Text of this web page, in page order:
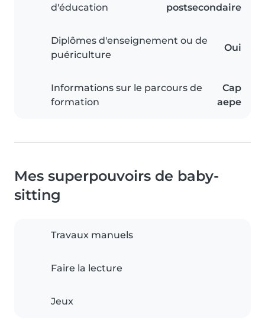
d'éducation
postsecondaire
Diplômes d'enseignement ou de
puériculture
Oui
Informations sur le parcours de
formation
Cap
aepe
Mes superpouvoirs de baby-
sitting
Travaux manuels
Faire la lecture
Jeux